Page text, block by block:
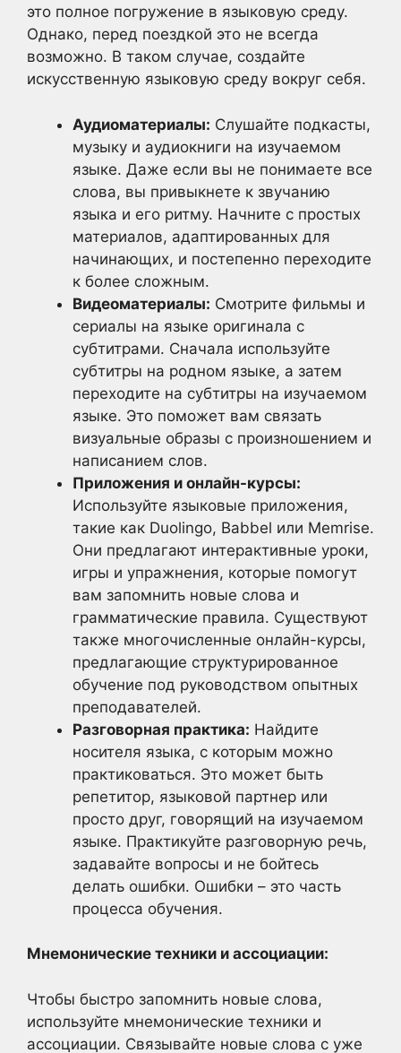
это полное погружение в языковую среду.
Однако, перед поездкой это не всегда
возможно. В таком случае, создайте
искусственную языковую среду вокруг себя.
Аудиоматериалы: Слушайте подкасты,
музыку и аудиокниги на изучаемом
языке. Даже если вы не понимаете все
слова, вы привыкнете к звучанию
языка и его ритму. Начните с простых
материалов, адаптированных для
начинающих, и постепенно переходите
к более сложным.
Видеоматериалы: Смотрите фильмы и
сериалы на языке оригинала с
субтитрами. Сначала используйте
субтитры на родном языке, а затем
переходите на субтитры на изучаемом
языке. Это поможет вам связать
визуальные образы с произношением и
написанием слов.
Приложения и онлайн-курсы:
Используйте языковые приложения,
такие как Duolingo, Babbel или Memrise.
Они предлагают интерактивные уроки,
игры и упражнения, которые помогут
вам запомнить новые слова и
грамматические правила. Существуют
также многочисленные онлайн-курсы,
предлагающие структурированное
обучение под руководством опытных
преподавателей.
Разговорная практика: Найдите
носителя языка, с которым можно
практиковаться. Это может быть
репетитор, языковой партнер или
просто друг, говорящий на изучаемом
языке. Практикуйте разговорную речь,
задавайте вопросы и не бойтесь
делать ошибки. Ошибки – это часть
процесса обучения.
Мнемонические техники и ассоциации:
Чтобы быстро запомнить новые слова,
используйте мнемонические техники и
ассоциации. Связывайте новые слова с уже